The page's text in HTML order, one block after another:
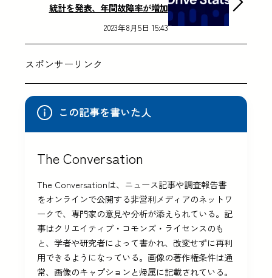
統計を発表、年間故障率が増加
2023年8月5日 15:43
スポンサーリンク
この記事を書いた人
The Conversation
The Conversationは、ニュース記事や調査報告書
をオンラインで公開する非営利メディアのネットワ
ークで、専門家の意見や分析が添えられている。記
事はクリエイティブ・コモンズ・ライセンスのも
と、学者や研究者によって書かれ、改変せずに再利
用できるようになっている。画像の著作権条件は通
常、画像のキャプションと帰属に記載されている。